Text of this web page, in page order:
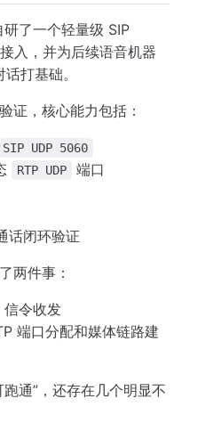
研了一个轻量级 SIP
入，并为后续语音机器
打基础。
证，核心能力包括：
SIP UDP 5060
RTP UDP
端口
话闭环验证
两件事：
信令收发
端口分配和媒体链路建
通”，还存在几个明显不